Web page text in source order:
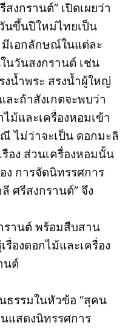
งกรานต์” เปิดเผยว่า
นขึ้นปีใหม่ไทยเป็น
เอกลักษณ์ในแต่ละ
วันสงกรานต์ เช่น
น้ำพระ สรงน้ำผู้ใหญ่
ละถ้าสังเกตจะพบว่า
ม้และเครื่องหอมเข้า
ไม่ว่าจะเป็น ดอกมะลิ
อง ส่วนเครื่องหอมนั้น
ง การจัดนิทรรศการ
ศรีสงกรานต์” จึง
รานต์ พร้อมสืบสาน
องดอกไม้และเครื่อง
นต์
ธรรมในหัวข้อ “สุคน
แสดงนิทรรศการ